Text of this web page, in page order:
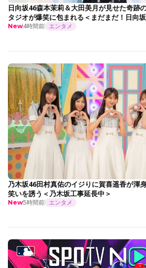
日向坂46森本茉莉＆大田美月が見せた奇跡
タジオが爆笑に包まれる＜まだまだ！日向
New4時間前 エンタメ
乃木坂46田村真佑のイジりに賀喜遥香が渾
笑いを誘う＜乃木坂工事延長中＞
New5時間前 エンタメ